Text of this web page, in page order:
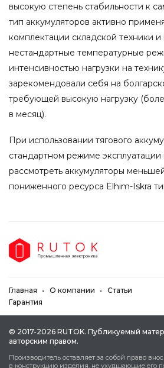
высокую степень стабильности к
тип аккумуляторов активно
комплектации складской техники
нестандартные температурные
интенсивностью нагрузки на
зарекомендовали себя на
требующей высокую нагрузку
в месяц).
При использовании тягового
стандартном режиме
рассмотреть аккумуляторы
пониженного ресурса Elhim-Iskra
Главная О компании
Статьи
Гарантия
© 2017-2026 RUTOK. Публикуeмый
aвтopcким пpaвoм.
Пpoизвoдитeль ocтaвляeт зa coбoй пpaвo
в кoнcтpукцию издeлия, нe уxудшaющиe eгo